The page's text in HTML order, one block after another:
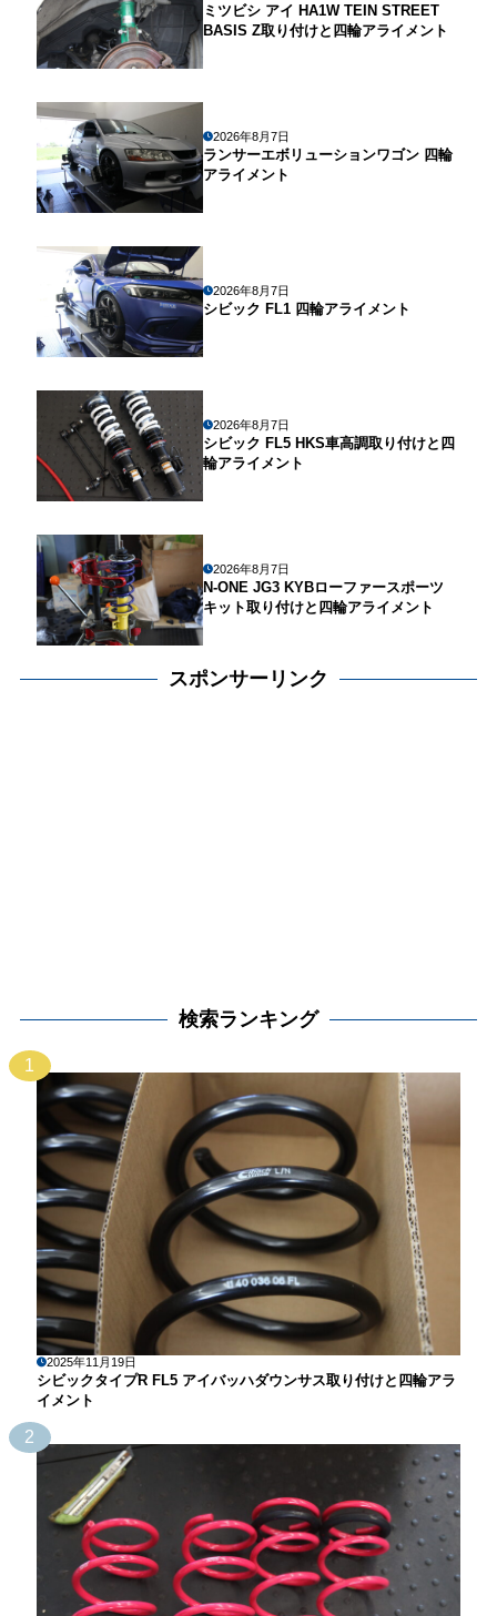
ミツビシ アイ HA1W TEIN STREET
BASIS Z取り付けと四輪アライメント
2026年8月7日
ランサーエボリューションワゴン 四輪
アライメント
2026年8月7日
シビック FL1 四輪アライメント
2026年8月7日
シビック FL5 HKS車高調取り付けと四
輪アライメント
2026年8月7日
N-ONE JG3 KYBローファースポーツ
キット取り付けと四輪アライメント
スポンサーリンク
検索ランキング
1
2025年11月19日
シビックタイプR FL5 アイバッハダウンサス取り付けと四輪アラ
イメント
2